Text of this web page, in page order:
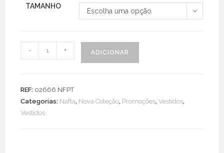
TAMANHO
Escolha uma opção
de
Popeline
Mirabello
- + ADICIONAR
REF: 02666 NFPT
Categorias: Nafta, Nova Coleção, Promoções,Vestidos,
Vestidos